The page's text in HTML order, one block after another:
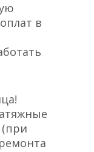
в
(при